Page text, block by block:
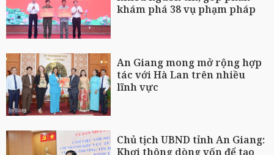
khám phá 38 vụ phạm pháp
An Giang mong mở rộng hợp
tác với Hà Lan trên nhiều
lĩnh vực
Chủ tịch UBND tỉnh An Giang:
Khơi thông dòng vốn để tạo